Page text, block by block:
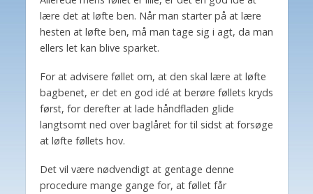
lære det at løfte ben. Når man starter på at lære
hesten at løfte ben, må man tage sig i agt, da man
ellers let kan blive sparket.
For at advisere føllet om, at den skal lære at løfte
bagbenet, er det en god idé at berøre føllets kryds
først, for derefter at lade håndfladen glide
langtsomt ned over baglåret for til sidst at forsøge
at løfte føllets hov.
Det vil være nødvendigt at gentage denne
procedure mange gange for, at føllet får